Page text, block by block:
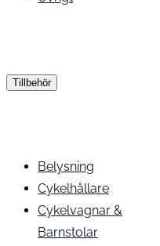
Tillbehör
Belysning
Cykelhållare
Cykelvagnar &
Barnstolar